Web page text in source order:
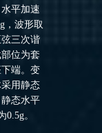
平加速
，波形取
三次谐
位为套
端。变
用静态
态水平
0.5g。